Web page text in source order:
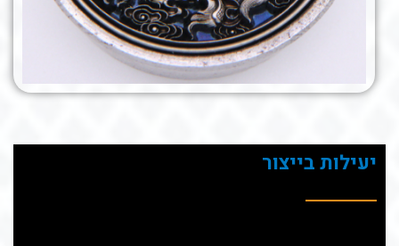
יעילות בייצור